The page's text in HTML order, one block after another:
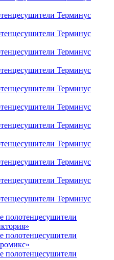
Терминус
Терминус
Терминус
Терминус
Терминус
Терминус
Терминус
Терминус
Терминус
Терминус
Терминус
полотенцесушители
полотенцесушители
полотенцесушители